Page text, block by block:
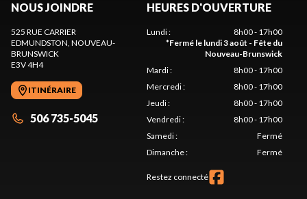
NOUS JOINDRE
525 RUE CARRIER
EDMUNDSTON, NOUVEAU-
BRUNSWICK
E3V 4H4
ITINÉRAIRE
506 735-5045
HEURES D'OUVERTURE
Lundi:
8h00 - 17h00
*Fermé le lundi 3 août - Fête du
Nouveau-Brunswick
Mardi:
8h00 - 17h00
Mercredi:
8h00 - 17h00
Jeudi:
8h00 - 17h00
Vendredi:
8h00 - 17h00
Samedi:
Fermé
Dimanche: Fermé
Restez connecté